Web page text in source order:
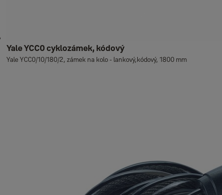
Yale YCC0 cyklozámek, kódový
Yale YCC0/10/180/2, zámek na kolo - lankový,kódový, 1800 mm